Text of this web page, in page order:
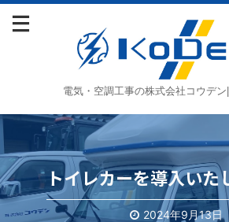
電気・空調工事の株式会社コウデ
トイレカーを導入いた
2024年9月13日